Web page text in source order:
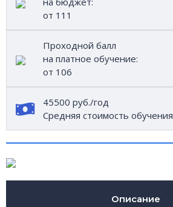
от 111
Проходной балл
на платное обучение:
от 106
45500 руб./год
Средняя стоимость обучения
Описание